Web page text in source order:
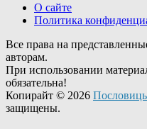
О сайте
Политика
Все права на
авторам.
При использовании
обязательна!
Копирайт © 2026
защищены.